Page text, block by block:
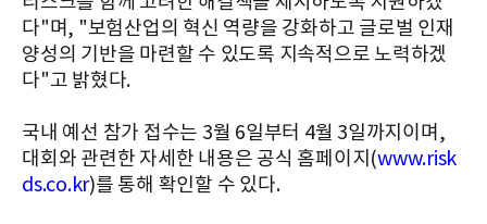
다"며, "보험산업의 혁신 역량을 강화하고 글로벌 인재
양성의 기반을 마련할 수 있도록 지속적으로 노력하겠
다"고 밝혔다.
국내 예선 참가 접수는 3월 6일부터 4월 3일까지이며,
대회와 관련한 자세한 내용은 공식 홈페이지(www.risk
ds.co.kr)를 통해 확인할 수 있다.